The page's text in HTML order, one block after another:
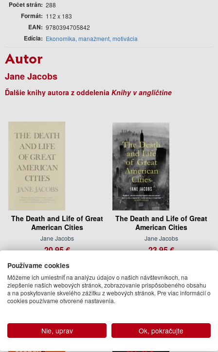
Počet strán 288
Formát 112 x 183
EAN 9780394705842
Edícia Ekonomika, manažment, motivácia
Autor
Jane Jacobs
Ďalšie knihy autora z oddelenia Knihy v angličtine
The Death and Life of Great
American Cities
Jane Jacobs
20.95 €
Na sklade
The Death and Life of Great
American Cities
Jane Jacobs
23.95 €
Podobné knihy
Používame cookies
Môžeme ich umiestniť na analýzu údajov o našich návštevníkoch, na
zlepšenie našich webových stránok, zobrazovanie prispôsobeného obsahu
a na poskytovanie skvelého zážitku z webových stránok. Pre viac informácií o
cookies používame otvorené nastavenia.
Nie, uprav Ok, pokračujte